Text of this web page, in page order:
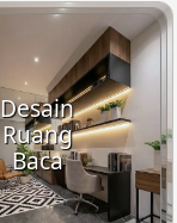
Desain
Ruang
Baca